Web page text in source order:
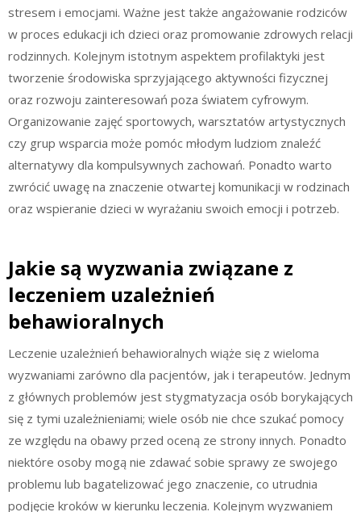
stresem i emocjami. Ważne jest także angażowanie rodziców
w proces edukacji ich dzieci oraz promowanie zdrowych relacji
rodzinnych. Kolejnym istotnym aspektem profilaktyki jest
tworzenie środowiska sprzyjającego aktywności fizycznej
oraz rozwoju zainteresowań poza światem cyfrowym.
Organizowanie zajęć sportowych, warsztatów artystycznych
czy grup wsparcia może pomóc młodym ludziom znaleźć
alternatywy dla kompulsywnych zachowań. Ponadto warto
zwrócić uwagę na znaczenie otwartej komunikacji w rodzinach
oraz wspieranie dzieci w wyrażaniu swoich emocji i potrzeb.
Jakie są wyzwania związane z
leczeniem uzależnień
behawioralnych
Leczenie uzależnień behawioralnych wiąże się z wieloma
wyzwaniami zarówno dla pacjentów, jak i terapeutów. Jednym
z głównych problemów jest stygmatyzacja osób borykających
się z tymi uzależnieniami; wiele osób nie chce szukać pomocy
ze względu na obawy przed oceną ze strony innych. Ponadto
niektóre osoby mogą nie zdawać sobie sprawy ze swojego
problemu lub bagatelizować jego znaczenie, co utrudnia
podjęcie kroków w kierunku leczenia. Kolejnym wyzwaniem